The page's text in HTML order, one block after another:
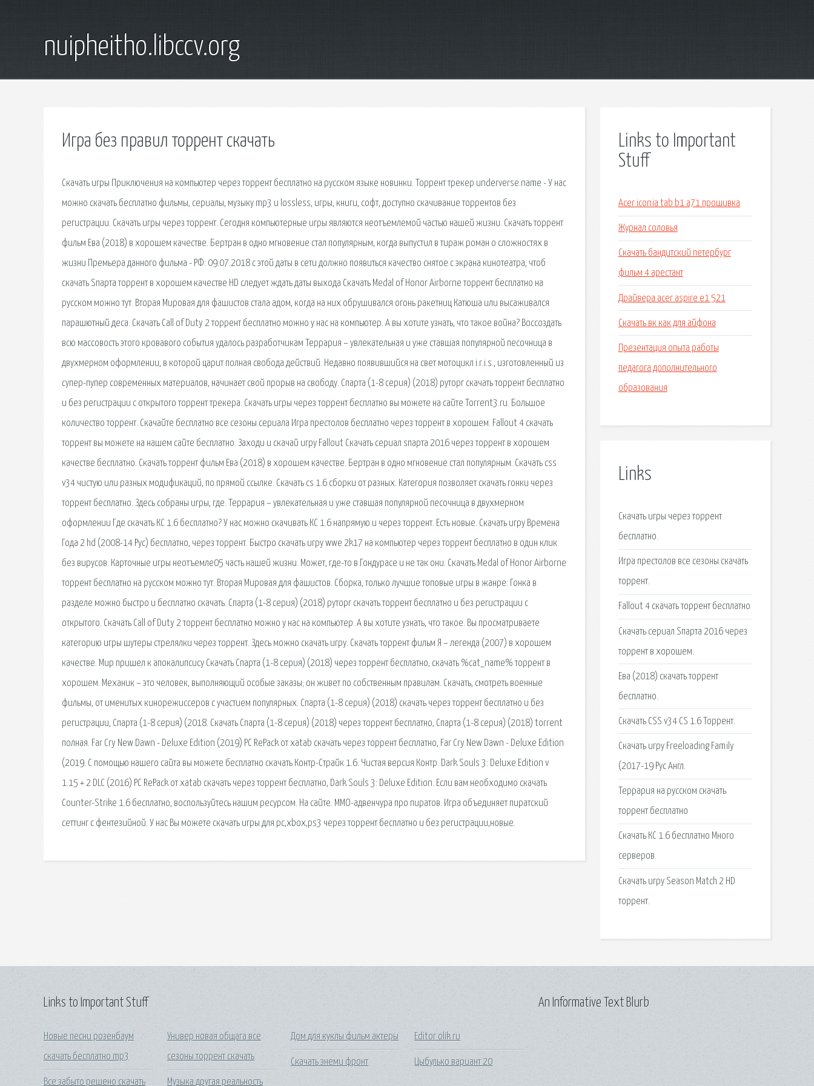
nuipheitho.libccv.org
Игра без правил торрент скачать
Скачать игры Приключения на компьютер через торрент бесплатно на русском языке новинки. Торрент трекер underverse.name - У нас
можно скачать бесплатно фильмы, сериалы, музыку mp3 и lossless, игры, книги, софт, доступно скачивание торрентов без
регистрации. Скачать игры через торрент. Сегодня компьютерные игры являются неотъемлемой частью нашей жизни. Скачать торрент
фильм Ева (2018) в хорошем качестве. Бертран в одно мгновение стал популярным, когда выпустил в тираж роман о сложностях в
жизни Премьера данного фильма - РФ: 09.07.2018 с этой даты в сети должно появиться качество снятое с экрана кинотеатра, чтоб
скачать Sпарта торрент в хорошем качестве HD следует ждать даты выхода Скачать Medal of Honor Airborne торрент бесплатно на
русском можно тут. Вторая Мировая для фашистов стала адом, когда на них обрушивался огонь ракетниц Катюша или высаживался
парашютный деса. Скачать Call of Duty 2 торрент бесплатно можно у нас на компьютер. А вы хотите узнать, что такое война? Воссоздать
всю массовость этого кровавого события удалось разработчикам Террария – увлекательная и уже ставшая популярной песочница в
двухмерном оформлении, в которой царит полная свобода действий. Недавно появившийся на свет мотоцикл i.r.i.s., изготовленный из
супер-пупер современных материалов, начинает свой прорыв на свободу. Спарта (1-8 серия) (2018) руторг скачать торрент бесплатно
и без регистрации с открытого торрент трекера. Скачать игры через торрент бесплатно вы можете на сайте Torrent3.ru. Большое
количество торрент. Скачайте бесплатно все сезоны сериала Игра престолов бесплатно через торрент в хорошем. Fallout 4 скачать
торрент вы можете на нашем сайте бесплатно. Заходи и скачай игру Fallout Скачать сериал sпарта 2016 через торрент в хорошем
качестве бесплатно. Скачать торрент фильм Ева (2018) в хорошем качестве. Бертран в одно мгновение стал популярным. Скачать css
v34 чистую или разных модификаций, по прямой ссылке. Скачать cs 1.6 сборки от разных. Категория позволяет скачать гонки через
торрент бесплатно. Здесь собраны игры, где. Террария – увлекательная и уже ставшая популярной песочница в двухмерном
оформлении Где скачать КС 1.6 бесплатно? У нас можно скачивать КС 1.6 напрямую и через торрент. Есть новые. Скачать игру Времена
Года 2 hd (2008-14 Рус) бесплатно, через торрент. Быстро скачать игру wwe 2k17 на компьютер через торрент бесплатно в один клик
без вирусов. Карточные игры неотъемле05 часть нашей жизни. Может, где-то в Гондурасе и не так они. Скачать Medal of Honor Airborne
торрент бесплатно на русском можно тут. Вторая Мировая для фашистов. Сборка, только лучшие топовые игры в жанре: Гонка в
разделе можно быстро и бесплатно скачать. Спарта (1-8 серия) (2018) руторг скачать торрент бесплатно и без регистрации с
открытого. Скачать Call of Duty 2 торрент бесплатно можно у нас на компьютер. А вы хотите узнать, что такое. Вы просматриваете
категорию игры шутеры стрелялки через торрент. Здесь можно скачать игру. Скачать торрент фильм Я – легенда (2007) в хорошем
качестве. Мир пришел к апокалипсису Скачать Спарта (1-8 серия) (2018) через торрент бесплатно, скачать %cat_name% торрент в
хорошем. Механик – это человек, выполняющий особые заказы; он живет по собственным правилам. Скачать, смотреть военные
фильмы, от именитых кинорежиссеров с участием популярных. Спарта (1-8 серия) (2018) скачать через торрент бесплатно и без
регистрации, Спарта (1-8 серия) (2018. Скачать Спарта (1-8 серия) (2018) через торрент бесплатно, Спарта (1-8 серия) (2018) torrent
полная. Far Cry New Dawn - Deluxe Edition (2019) PC RePack от xatab скачать через торрент бесплатно, Far Cry New Dawn - Deluxe Edition
(2019. С помощью нашего сайта вы можете бесплатно скачать Контр-Страйк 1.6. Чистая версия Контр. Dark Souls 3: Deluxe Edition v
1.15 + 2 DLC (2016) PC RePack от xatab скачать через торрент бесплатно, Dark Souls 3: Deluxe Edition. Если вам необходимо скачать
Counter-Strike 1.6 бесплатно, воспользуйтесь нашим ресурсом. На сайте. ММО-адвенчура про пиратов. Игра объединяет пиратский
сеттинг с фентезийной. У нас Вы можете скачать игры для pc,xbox,ps3 через торрент бесплатно и без регистрации,новые.
Links to Important
Stuff
Acer iconia tab b1 a71 прошивка
Журнал соловья
Скачать бандитский петербург
фильм 4 арестант
Драйвера acer aspire e1 521
Скачать вк как для айфона
Презентация опыта работы
педагога дополнительного
образования
Links
Скачать игры через торрент
бесплатно.
Игра престолов все сезоны скачать
торрент.
Fallout 4 скачать торрент бесплатно
Скачать сериал Sпарта 2016 через
торрент в хорошем.
Ева (2018) скачать торрент
бесплатно.
Скачать CSS v34 CS 1.6 Торрент.
Скачать игру Freeloading Family
(2017-19 Рус Англ.
Террария на русском скачать
торрент бесплатно
Cкачать КС 1.6 бесплатно Много
серверов.
Скачать игру Season Match 2 HD
торрент.
Links to Important Stuff
Новые песни розенбаум
скачать бесплатно mp3
Все забыто решено скачать
Универ новая общага все
сезоны торрент скачать
Музыка другая реальность
Дом для куклы фильм актеры
Скачать энеми фронт
Editor olik ru
Цыбулько вариант 20
An Informative Text Blurb